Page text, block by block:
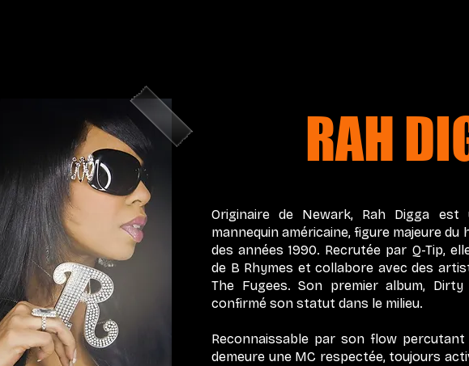
RAH
Originaire de Newark, Rah Digga
mannequin américaine, figure majeure du
des années 1990. Recrutée par Q-Tip,
de B Rhymes et collabore avec des
The Fugees. Son premier album,
confirmé son statut dans le milieu.
Reconnaissable par son flow
demeure une MC respectée, toujours